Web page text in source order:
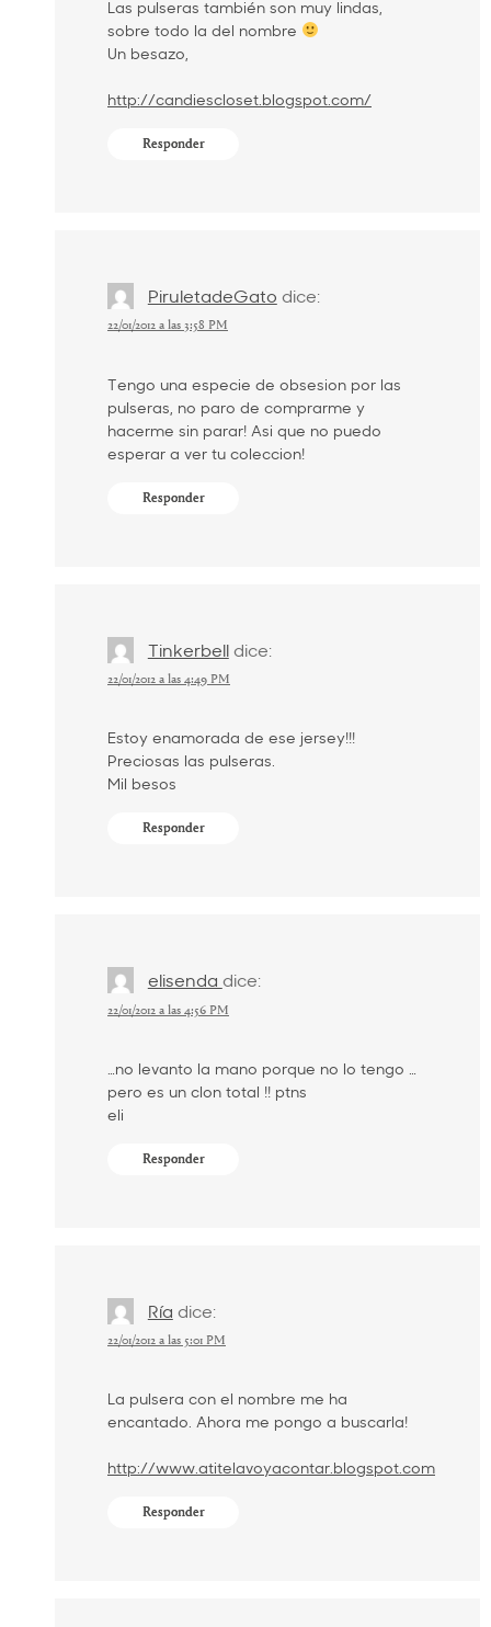
Las pulseras también son muy lindas,
sobre todo la del nombre
Un besazo,
http://candiescloset.blogspot.com/
Responder
PiruletadeGato dice:
22/01/2012 a las 3:58 PM
Tengo una especie de obsesion por las
pulseras, no paro de comprarme y
hacerme sin parar! Asi que no puedo
esperar a ver tu coleccion!
Responder
Tinkerbell dice:
22/01/2012 a las 4:49 PM
Estoy enamorada de ese jersey!!!
Preciosas las pulseras.
Mil besos
Responder
elisenda dice:
22/01/2012 a las 4:56 PM
…no levanto la mano porque no lo tengo …
pero es un clon total !! ptns
eli
Responder
Ría dice:
22/01/2012 a las 5:01 PM
La pulsera con el nombre me ha
encantado. Ahora me pongo a buscarla!
http://www.atitelavoyacontar.blogspot.com
Responder